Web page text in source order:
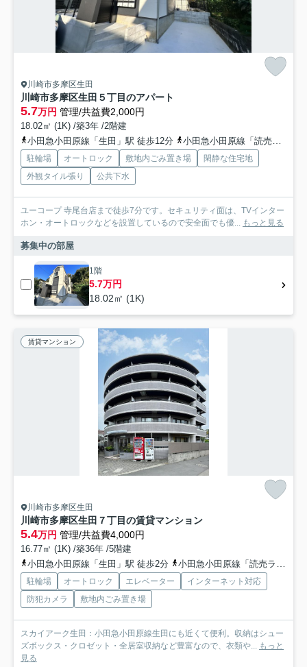
川崎市多摩区生田
川崎市多摩区生田５丁目のアパート
5.7万円 管理/共益費2,000円
18.02㎡ (1K) /築3年 /2階建
小田急小田原線「生田」駅 徒歩12分
小田急小田原線「読売ランド前」駅 徒歩20分
駐輪場 オートロック 敷地内ごみ置き場
閑静な住宅地
外観タイル張り
公共下水
ユーコープ 寺尾台店まで徒歩7分です。セキュリティ面は、TVインター
ホン・オートロックなどを設置しているので安全面でも優...
もっと見る
募集中の部屋
1階
5.7万円
18.02㎡ (1K)
賃貸マンション
川崎市多摩区生田
川崎市多摩区生田７丁目の賃貸マンション
5.4万円 管理/共益費4,000円
16.77㎡ (1K) /築36年 /5階建
小田急小田原線「生田」駅 徒歩2分
小田急小田原線「読売ランド前」駅 徒歩18分
駐輪場 オートロック エレベーター
インターネット対応
防犯カメラ
敷地内ごみ置き場
スカイアーク生田：小田急小田原線生田にも近くて便利。収納はシュー
ズボックス・クロゼット・全居室収納など豊富なので、衣類や...
もっと
見る